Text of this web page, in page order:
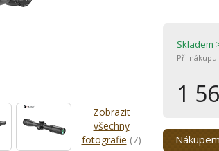
Zobrazit
všechny
fotografie (7)
Skladem
Při nákupu
1